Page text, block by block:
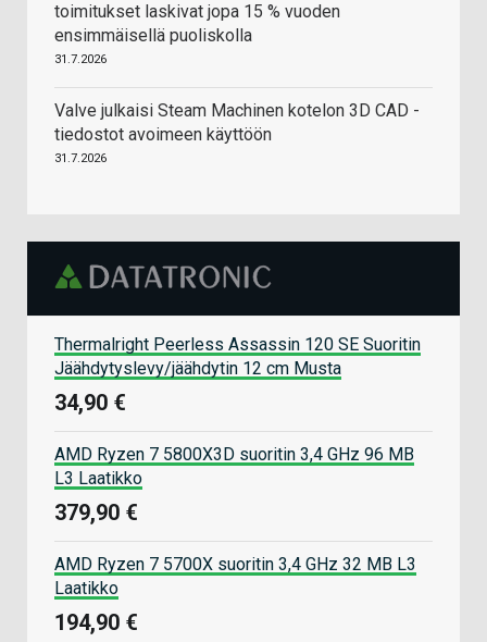
toimitukset laskivat jopa 15 % vuoden
ensimmäisellä puoliskolla
31.7.2026
Valve julkaisi Steam Machinen kotelon 3D CAD -
tiedostot avoimeen käyttöön
31.7.2026
Thermalright Peerless Assassin 120 SE Suoritin
Jäähdytyslevy/jäähdytin 12 cm Musta
34,90 €
AMD Ryzen 7 5800X3D suoritin 3,4 GHz 96 MB
L3 Laatikko
379,90 €
AMD Ryzen 7 5700X suoritin 3,4 GHz 32 MB L3
Laatikko
194,90 €